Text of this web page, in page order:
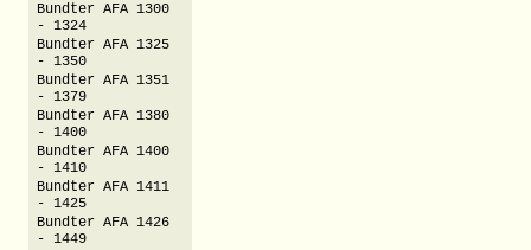
Bundter AFA 1300
- 1324
Bundter AFA 1325
- 1350
Bundter AFA 1351
- 1379
Bundter AFA 1380
- 1400
Bundter AFA 1400
- 1410
Bundter AFA 1411
- 1425
Bundter AFA 1426
- 1449